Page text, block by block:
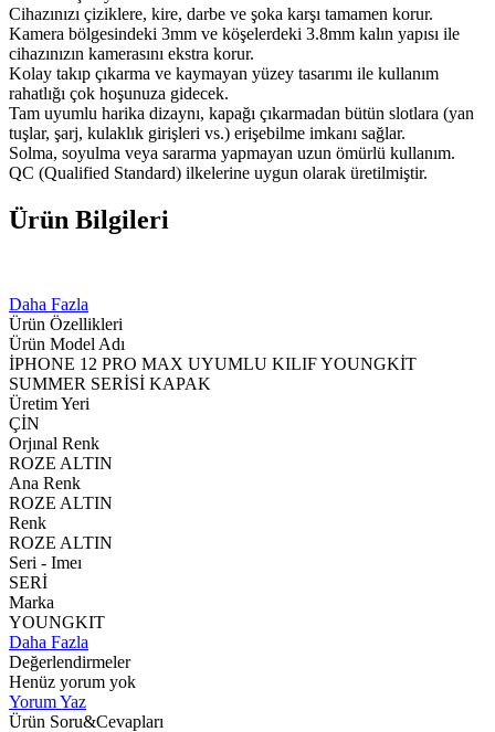
Cihazınızı çiziklere, kire, darbe ve şoka karşı tamamen korur.
Kamera bölgesindeki 3mm ve köşelerdeki 3.8mm kalın yapısı ile
cihazınızın kamerasını ekstra korur.
Kolay takıp çıkarma ve kaymayan yüzey tasarımı ile kullanım
rahatlığı çok hoşunuza gidecek.
Tam uyumlu harika dizaynı, kapağı çıkarmadan bütün slotlara (yan
tuşlar, şarj, kulaklık girişleri vs.) erişebilme imkanı sağlar.
Solma, soyulma veya sararma yapmayan uzun ömürlü kullanım.
QC (Qualified Standard) ilkelerine uygun olarak üretilmiştir.
Ürün Bilgileri
Daha Fazla
Ürün Özellikleri
Ürün Model Adı
İPHONE 12 PRO MAX UYUMLU KILIF YOUNGKİT
SUMMER SERİSİ KAPAK
Üretim Yeri
ÇİN
Orjınal Renk
ROZE ALTIN
Ana Renk
ROZE ALTIN
Renk
ROZE ALTIN
Seri - Imeı
SERİ
Marka
YOUNGKIT
Daha Fazla
Değerlendirmeler
Henüz yorum yok
Yorum Yaz
Ürün Soru&Cevapları